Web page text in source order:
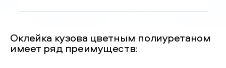
Оклейка кузова цветным полиуретаном
имеет ряд преимуществ: